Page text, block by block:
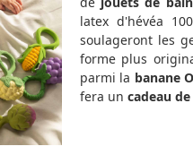
latex d'hévéa
soulageront les
forme plus
parmi la banane
fera un cadeau